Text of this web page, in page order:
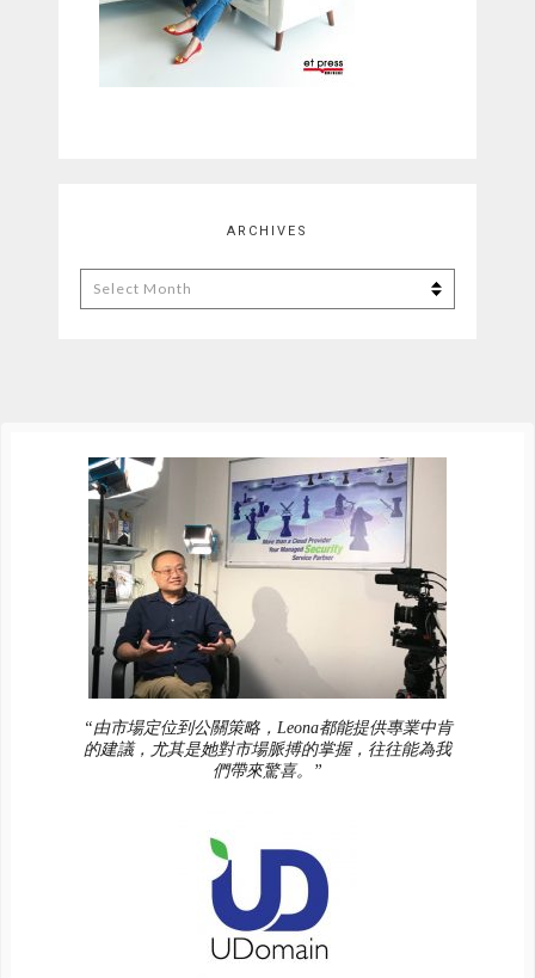
ARCHIVES
Archives
“由市場定位到公關策略，Leona都能提供專業中肯
的建議，尤其是她對市場脈搏的掌握，往往能為我
們帶來驚喜。”